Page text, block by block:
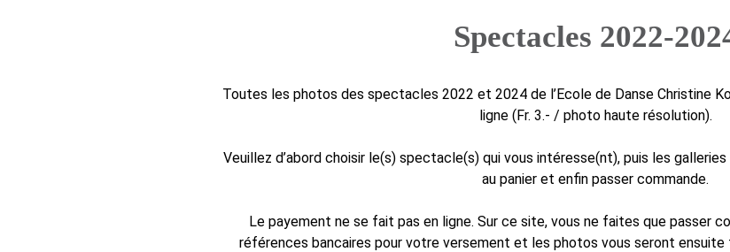
Spectacles 2022-
Toutes les photos des spectacles 2022 et 2024 de l’Ecole de Danse Christine
ligne (Fr. 3.- / photo haute résolution).
Veuillez d’abord choisir le(s) spectacle(s) qui vous intéresse(nt), puis les
au panier et enfin passer commande.
Le payement ne se fait pas en ligne. Sur ce site, vous ne faites que passer
références bancaires pour votre versement et les photos vous seront ensuite